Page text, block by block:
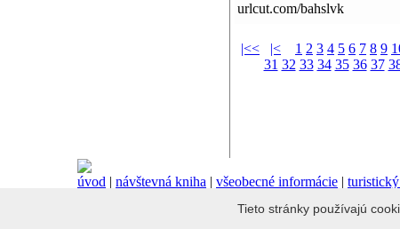
urlcut.com/bahslvk
|<< |< 1 2 3 4 5 6 7 8 9
31 32 33 34 35 36 37
úvod | návštevná kniha | všeobecné informácie |
© 2005 - 2026 mKs - Všetky práva vyhradené
Tieto stránky používajú